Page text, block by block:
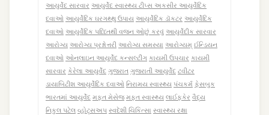
આયુર્વેદ સારવાર આયુર્વેદ સ્વાસ્થ્ય ટીપ્સ અકસીર આયુર્વેદિક
દવાઓ આયુર્વેદિક ઘરગથ્થુ ઉપાય આયુર્વેદિક ડૉકટર આયુર્વેદિક
દવાઓ આયુર્વેદિક પધ્ધ્તિથી વજન ઓછું કરવું આયુર્વેદીક સારવાર
આરોગ્ય આરોગ્ય પ્રશ્નોત્તરી આરોગ્ય સમસ્યા આરોગ્યમ્ ઈન્ડિયન
દવાઓ ઓનલાઇન આયુર્વેદ કન્સલ્ટીંગ કાયમી ઉપચાર કાયમી
સારવાર કેરેલા આયુર્વેદ ગુજરાત ગુજરાતી આયુર્વેદ ટવીટર
ડાયાબિટીશ આયુર્વેદિક દવાઓ નિરામય સ્વાસ્થ્ય પંચકર્મ ફેસબુક
ભારતમાં આયુર્વેદ મફત મેસેજ મફત સ્વાસ્થ્ય લાઈફકેર વૈદ્ય
નિકુલ પટેલ વ્હોટ્સઅપ સ્વદેશી ચિકિત્સા સ્વાસ્થ્ય રક્ષા